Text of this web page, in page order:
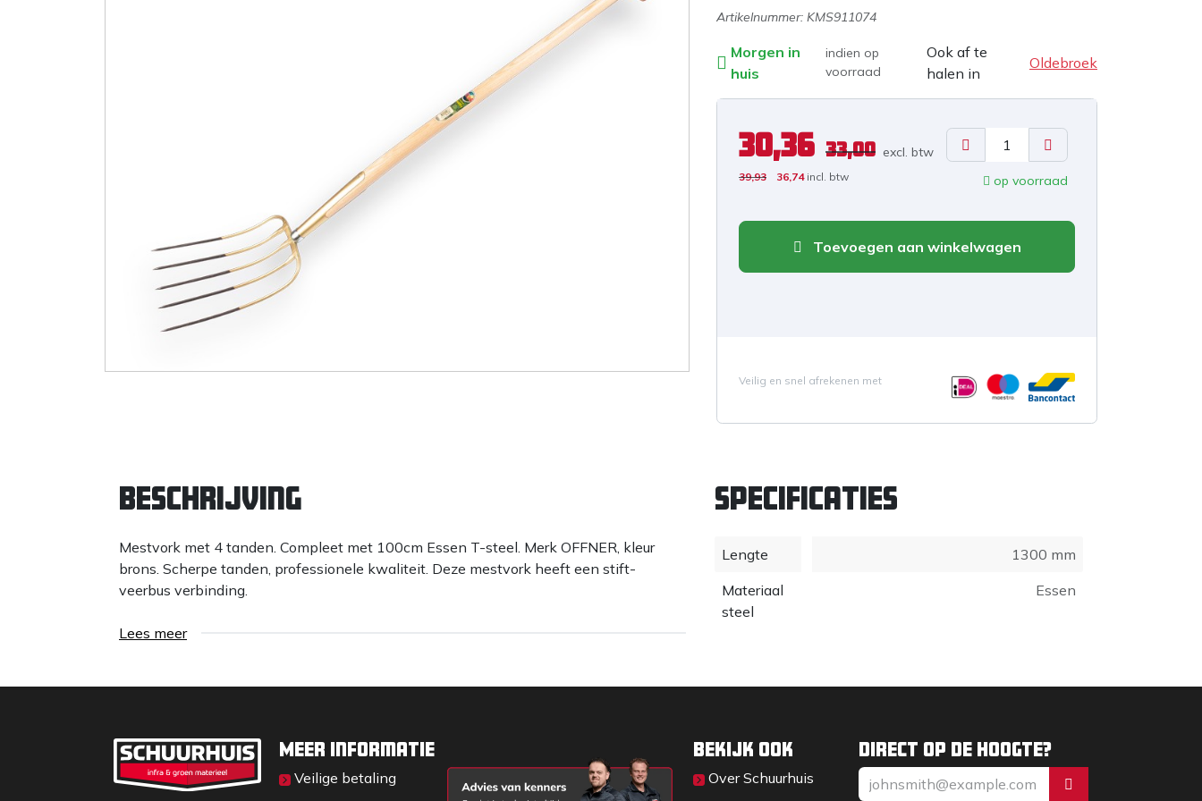
Artikelnummer: KMS911074
Morgen in
huis
indien op
voorraad
Ook af te
halen in
Oldebroek
30,36 33,00 excl. btw
39,93 36,74 incl. btw op voorraad
Toevoegen aan winkelwagen
Veilig en snel afrekenen met
Beschrijving
Mestvork met 4 tanden. Compleet met 100cm Essen T-steel. Merk OFFNER, kleur
brons. Scherpe tanden, professionele kwaliteit. Deze mestvork heeft een stift-
veerbus verbinding.
Lees meer
Specificaties
Lengte
1300 mm
Materiaal
steel
Essen
Direct op de hoogte?
Bekijk ook
Over Sc​huurhuis
Meer informatie
Veilige betaling